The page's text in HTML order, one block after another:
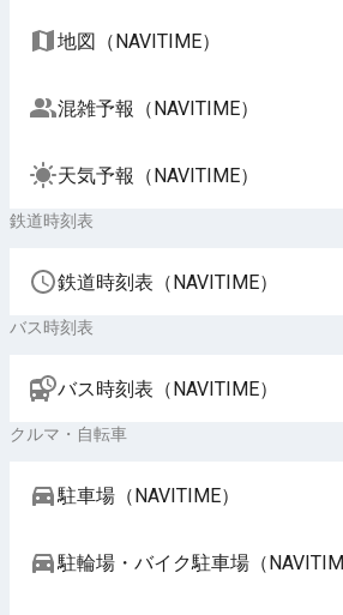
地図（NAVITIME）
混雑予報（NAVITIME）
天気予報（NAVITIME）
鉄道時刻表
鉄道時刻表（NAVITIME）
バス時刻表
バス時刻表（NAVITIME）
クルマ・自転車
駐車場（NAVITIME）
駐輪場・バイク駐車場（